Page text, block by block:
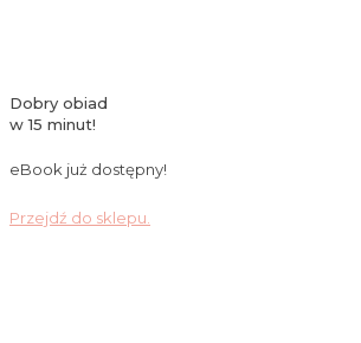
Dobry obiad
w 15 minut!
eBook już dostępny!
Przejdź do sklepu.